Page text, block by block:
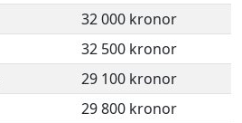
32 000 kronor
32 500 kronor
29 100 kronor
29 800 kronor